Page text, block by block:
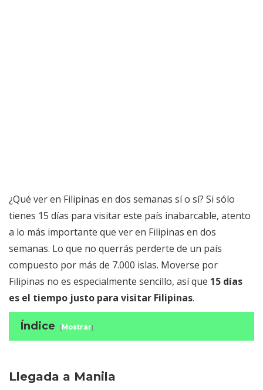
¿Qué ver en Filipinas en dos semanas sí o sí? Si sólo
tienes 15 días para visitar este país inabarcable, atento
a lo más importante que ver en Filipinas en dos
semanas. Lo que no querrás perderte de un país
compuesto por más de 7.000 islas. Moverse por
Filipinas no es especialmente sencillo, así que 15 días
es el tiempo justo para visitar Filipinas.
Índice [Mostrar]
Llegada a Manila
Palawan
Llegada a Manila